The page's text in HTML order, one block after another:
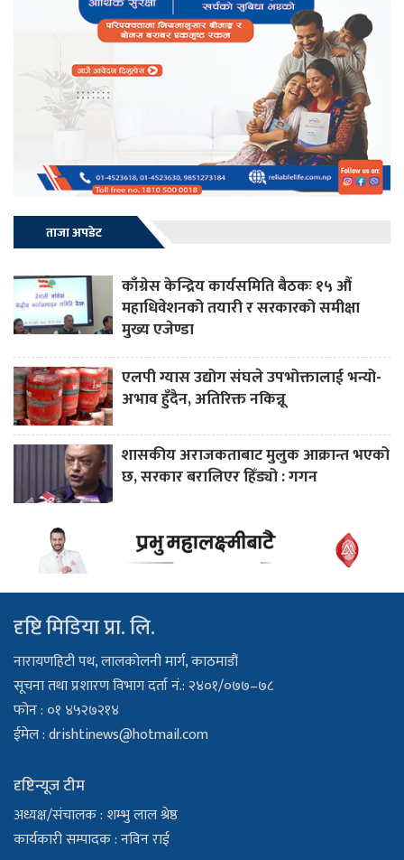
ताजा अपडेट
काँग्रेस केन्द्रिय कार्यसमिति बैठकः १५ औं
महाधिवेशनको तयारी र सरकारको समीक्षा
मुख्य एजेण्डा
एलपी ग्यास उद्योग संघले उपभोक्तालाई भन्यो-
अभाव हुँदैन, अतिरिक्त नकिन्नू
शासकीय अराजकताबाट मुलुक आक्रान्त भएको
छ, सरकार बरालिएर हिँड्यो : गगन
दृष्टि मिडिया प्रा. लि.
नारायणहिटी पथ, लालकोलनी मार्ग, काठमाडौं
सूचना तथा प्रशारण विभाग दर्ता नं.: २४०१/०७७–७८
फोन : ०१ ४५२७२१४
ईमेल :drishtinews@hotmail.com
दृष्टिन्यूज टीम
अध्यक्ष/संचालक : शम्भु लाल श्रेष्ठ
कार्यकारी सम्पादक : नविन राई